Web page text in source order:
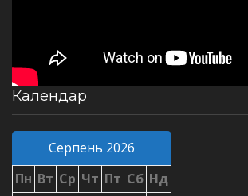
Календар
Серпень 2026
Пн Вт Ср Чт Пт Сб Нд